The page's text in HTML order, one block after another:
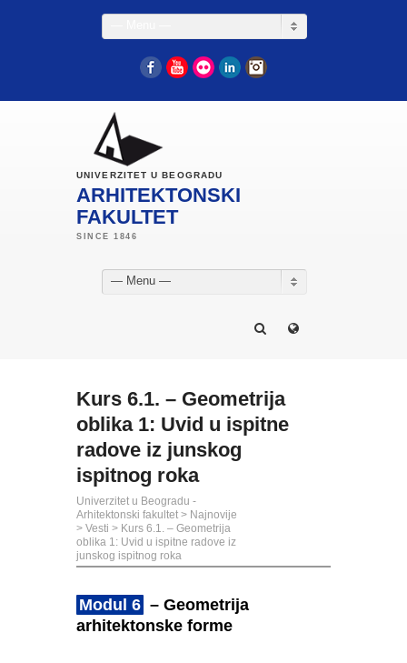
FacebookYouTube
Flickr LinkedIn
UNIVERZITET U BEOGRADU
ARHITEKTONSKI
FAKULTET
— Menu —
Kurs 6.1. – Geometrija
oblika 1: Uvid u ispitne
radove iz junskog
ispitnog roka
Univerzitet u Beogradu -
Arhitektonski fakultet > Najnovije
> Vesti > Kurs 6.1. – Geometrija
oblika 1: Uvid u ispitne radove iz
junskog ispitnog roka
Modul 6 – Geometrija
arhitektonske forme